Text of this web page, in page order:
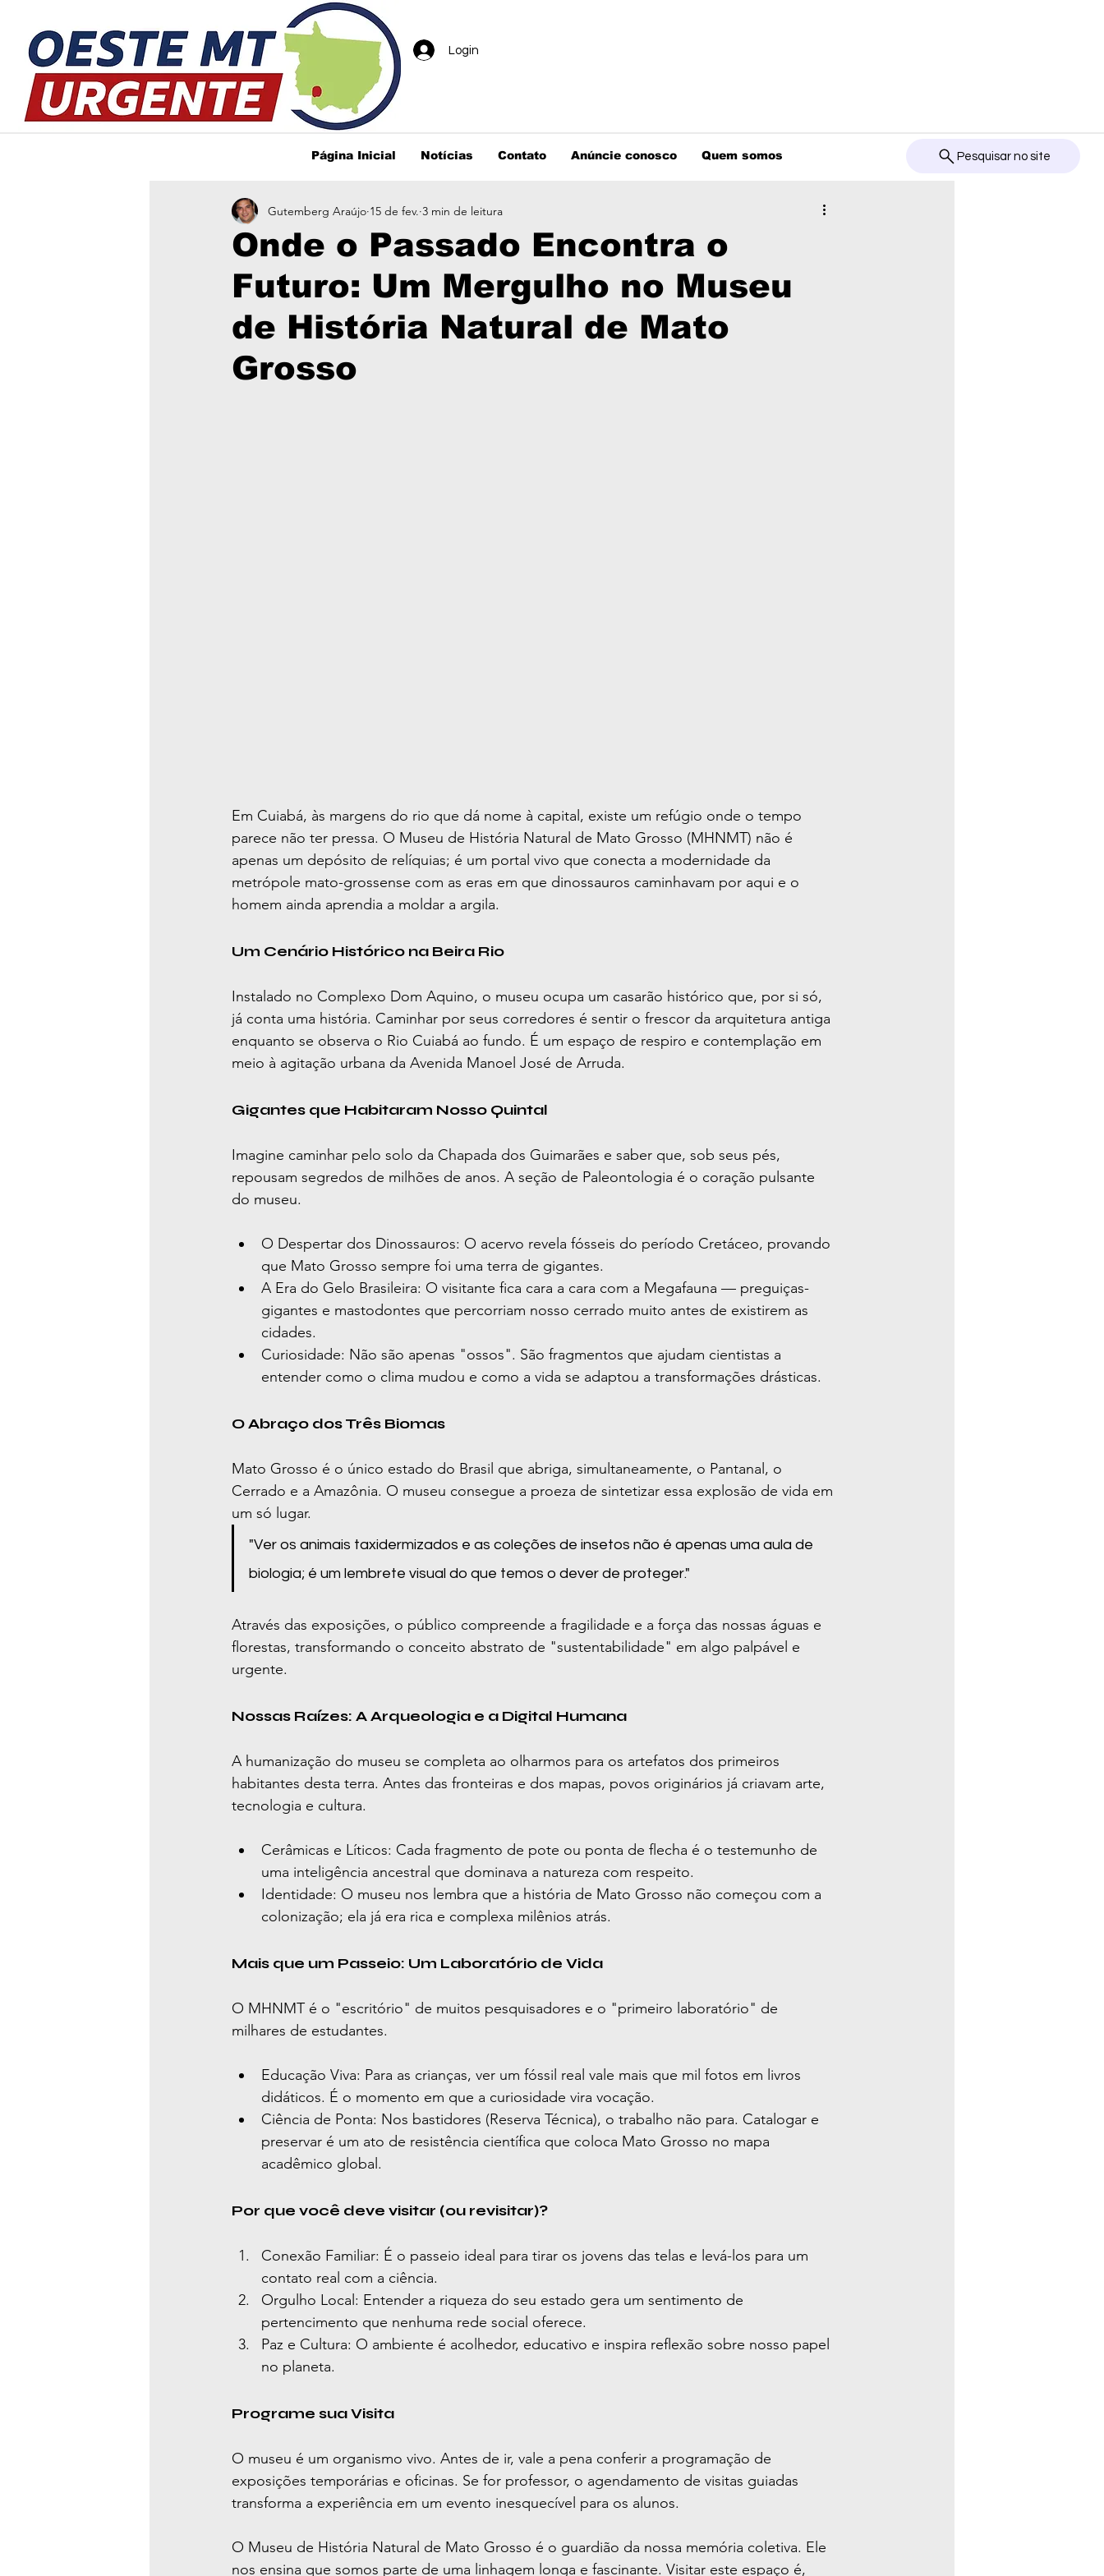
Login
Página Inicial Notícias Contato Anúncie conosco Quem somos Pesquisar no site
Onde o Passado Encontra o
Futuro: Um Mergulho no Museu
de História Natural de Mato
Grosso
Gutemberg Araújo 15 de fev. 3 min de leitura
Em Cuiabá, às margens do rio que dá nome à capital, existe um refúgio onde o tempo
parece não ter pressa. O Museu de História Natural de Mato Grosso (MHNMT) não é
apenas um depósito de relíquias; é um portal vivo que conecta a modernidade da
metrópole mato-grossense com as eras em que dinossauros caminhavam por aqui e o
homem ainda aprendia a moldar a argila.
Um Cenário Histórico na Beira Rio
Instalado no Complexo Dom Aquino, o museu ocupa um casarão histórico que, por si só,
já conta uma história. Caminhar por seus corredores é sentir o frescor da arquitetura antiga
enquanto se observa o Rio Cuiabá ao fundo. É um espaço de respiro e contemplação em
meio à agitação urbana da Avenida Manoel José de Arruda.
Gigantes que Habitaram Nosso Quintal
Imagine caminhar pelo solo da Chapada dos Guimarães e saber que, sob seus pés,
repousam segredos de milhões de anos. A seção de Paleontologia é o coração pulsante
do museu.
O Despertar dos Dinossauros: O acervo revela fósseis do período Cretáceo, provando
que Mato Grosso sempre foi uma terra de gigantes.
A Era do Gelo Brasileira: O visitante fica cara a cara com a Megafauna — preguiças-
gigantes e mastodontes que percorriam nosso cerrado muito antes de existirem as
cidades.
Curiosidade: Não são apenas "ossos". São fragmentos que ajudam cientistas a
entender como o clima mudou e como a vida se adaptou a transformações drásticas.
O Abraço dos Três Biomas
Mato Grosso é o único estado do Brasil que abriga, simultaneamente, o Pantanal, o
Cerrado e a Amazônia. O museu consegue a proeza de sintetizar essa explosão de vida em
um só lugar.
"Ver os animais taxidermizados e as coleções de insetos não é apenas uma aula de
biologia; é um lembrete visual do que temos o dever de proteger."
Através das exposições, o público compreende a fragilidade e a força das nossas águas e
florestas, transformando o conceito abstrato de "sustentabilidade" em algo palpável e
urgente.
Nossas Raízes: A Arqueologia e a Digital Humana
A humanização do museu se completa ao olharmos para os artefatos dos primeiros
habitantes desta terra. Antes das fronteiras e dos mapas, povos originários já criavam arte,
tecnologia e cultura.
Cerâmicas e Líticos: Cada fragmento de pote ou ponta de flecha é o testemunho de
uma inteligência ancestral que dominava a natureza com respeito.
Identidade: O museu nos lembra que a história de Mato Grosso não começou com a
colonização; ela já era rica e complexa milênios atrás.
Mais que um Passeio: Um Laboratório de Vida
O MHNMT é o "escritório" de muitos pesquisadores e o "primeiro laboratório" de
milhares de estudantes.
Educação Viva: Para as crianças, ver um fóssil real vale mais que mil fotos em livros
didáticos. É o momento em que a curiosidade vira vocação.
Ciência de Ponta: Nos bastidores (Reserva Técnica), o trabalho não para. Catalogar e
preservar é um ato de resistência científica que coloca Mato Grosso no mapa
acadêmico global.
Por que você deve visitar (ou revisitar)?
Conexão Familiar: É o passeio ideal para tirar os jovens das telas e levá-los para um
contato real com a ciência.
Orgulho Local: Entender a riqueza do seu estado gera um sentimento de
pertencimento que nenhuma rede social oferece.
Paz e Cultura: O ambiente é acolhedor, educativo e inspira reflexão sobre nosso papel
no planeta.
Programe sua Visita
O museu é um organismo vivo. Antes de ir, vale a pena conferir a programação de
exposições temporárias e oficinas. Se for professor, o agendamento de visitas guiadas
transforma a experiência em um evento inesquecível para os alunos.
O Museu de História Natural de Mato Grosso é o guardião da nossa memória coletiva. Ele
nos ensina que somos parte de uma linhagem longa e fascinante. Visitar este espaço é,